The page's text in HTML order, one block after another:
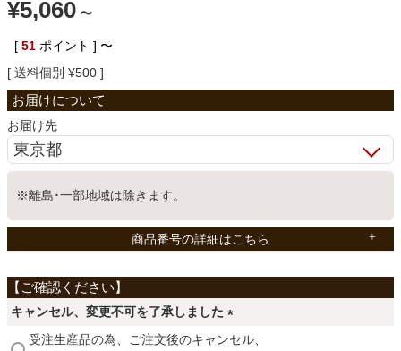
ベッド
ホームオフィス
こたつ
¥5,060 〜
[ 51 ポイント ] 〜
送料個別 ¥500
お届け先
※離島･一部地域は除きます。
商品番号の詳細はこちら
キャンセル、変更不可を了承しました
(
受注生産品の為、ご注文後のキャンセル、